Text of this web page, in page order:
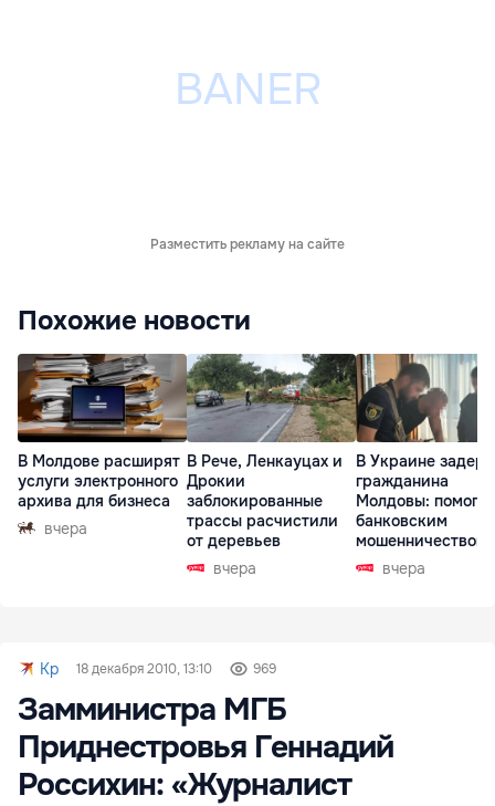
Разместить рекламу на сайте
Похожие новости
В Молдове расширят
услуги электронного
архива для бизнеса
вчера
В Рече, Ленкауцах и
Дрокии
заблокированные
трассы расчистили
от деревьев
вчера
В Украине
гражданина
Молдовы:
банковским
мошенничеством
Чехиивчера
Kp 18 декабря 2010, 13:10 969
Замминистра МГБ
Приднестровья Геннадий
Россихин: «Журналист